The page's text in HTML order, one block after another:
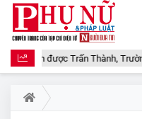
xinh được Trấn Thành, Trường